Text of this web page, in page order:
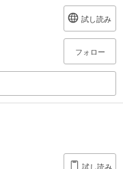
試し読み
フォロー
試し読み